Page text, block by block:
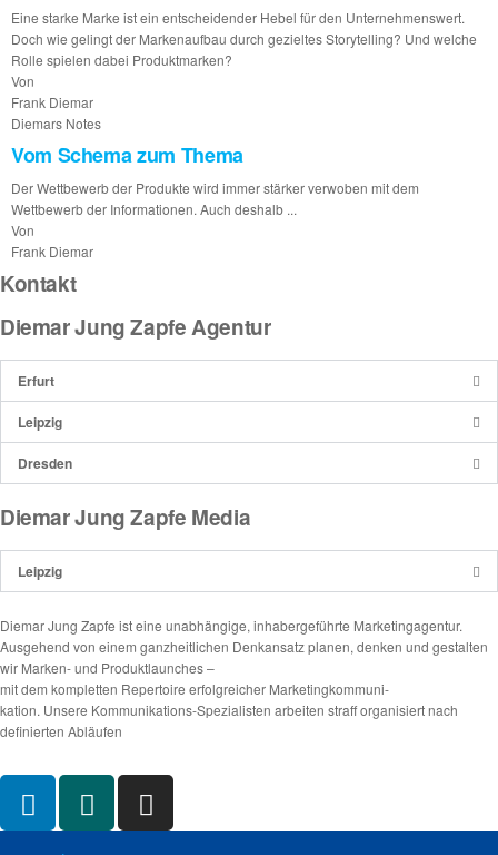
Eine starke Marke ist ein entscheidender Hebel für den Unternehmenswert.
Doch wie gelingt der Markenaufbau durch gezieltes Storytelling? Und welche
Rolle spielen dabei Produktmarken?
Von
Frank Diemar
Diemars Notes
Vom Schema zum Thema
Der Wettbewerb der Produkte wird immer stärker verwoben mit dem
Wettbewerb der Informationen. Auch deshalb ...
Von
Frank Diemar
Kontakt
Diemar Jung Zapfe Agentur
Erfurt
Leipzig
Dresden
Diemar Jung Zapfe Media
Leipzig
Diemar Jung Zapfe ist eine unabhängige, inhabergeführte Marketingagentur.
Ausgehend von einem ganzheitlichen Denkansatz planen, denken und gestalten
wir Marken- und Produktlaunches –
mit dem kompletten Repertoire erfolgreicher Marketingkommuni-
kation. Unsere Kommunikations-Spezialisten arbeiten straff organisiert nach
definierten Abläufen